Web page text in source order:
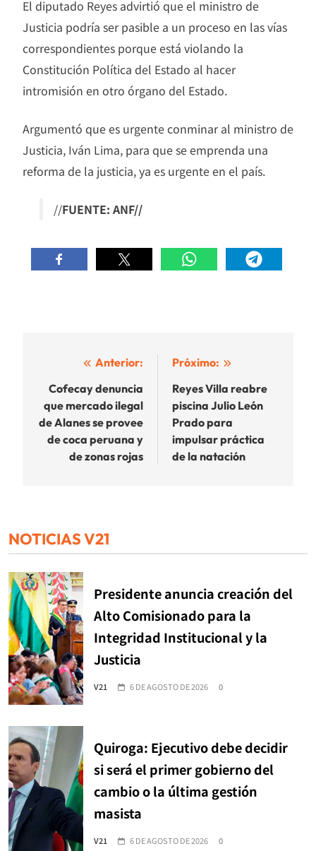
El diputado Reyes advirtió que el ministro de
Justicia podría ser pasible a un proceso en las vías
correspondientes porque está violando la
Constitución Política del Estado al hacer
intromisión en otro órgano del Estado.
Argumentó que es urgente conminar al ministro de
Justicia, Iván Lima, para que se emprenda una
reforma de la justicia, ya es urgente en el país.
//FUENTE: ANF//
Navegación
de
entradas
Anterior:
Cofecay denuncia
que mercado ilegal
de Alanes se provee
de coca peruana y
de zonas rojas
Próximo:
Reyes Villa reabre
piscina Julio León
Prado para
impulsar práctica
de la natación
NOTICIAS V21
Presidente anuncia creación del
Alto Comisionado para la
Integridad Institucional y la
Justicia
V21 6 DE AGOSTO DE 2026 0
Quiroga: Ejecutivo debe decidir
si será el primer gobierno del
cambio o la última gestión
masista
V21 6 DE AGOSTO DE 2026 0